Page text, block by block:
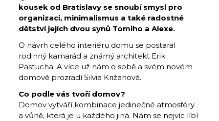
kousek od Bratislavy se snoubí smysl pro
organizaci, minimalismus a také radostné
dětství jejích dvou synů Tomiho a Alexe.
O návrh celého interiéru domu se postaral
rodinný kamarád a známý architekt Erik
Pastucha. A více už nám o sobě a svém novém
domově prozradí Silvia Križanová.
Co podle vás tvoří domov?
Domov vytváří kombinace jedinečné atmosféry
a vůně, která je u každého jiná. Nám se nejvíc líbí